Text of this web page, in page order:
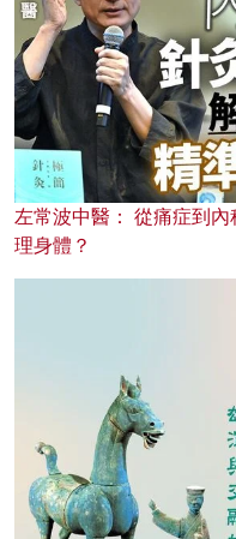
左常波中醫： 從痛症到
理身體？